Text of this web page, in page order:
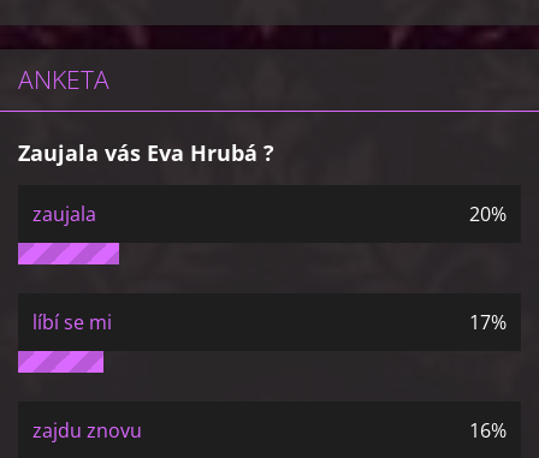
ANKETA
Zaujala vás Eva Hrubá ?
zaujala 20%
líbí se mi 17%
zajdu znovu 16%